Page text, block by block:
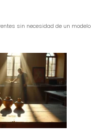
sin necesidad de un modelo